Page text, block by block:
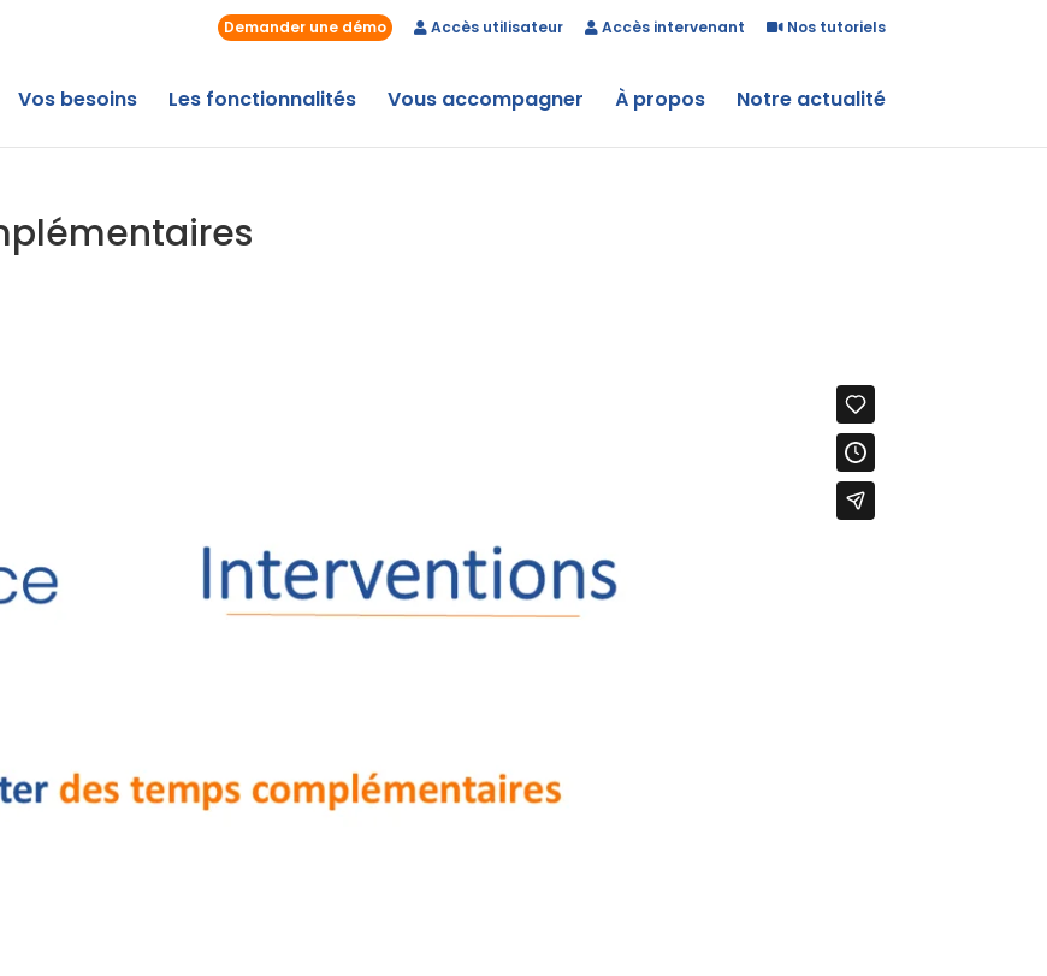
Demander une démo Accès utilisateur Accès intervenant Nos tutoriels
Vos besoins Les fonctionnalités Vous accompagner À propos Notre actualité